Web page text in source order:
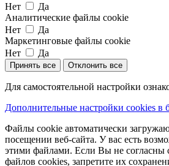
Нет
Да
Аналитические файлы cookie
Нет
Да
Маркетинговые файлы cookie
Нет
Да
Принять все Отклонить все
Для самостоятельной настройки
Дополнительные настройки cookies в
Файлы cookie автоматически
посещении веб-сайта. У вас есть
этими файлами. Если Вы не согласны
файлов cookies, запретите их